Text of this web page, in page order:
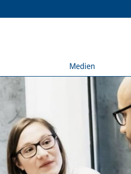
Medien